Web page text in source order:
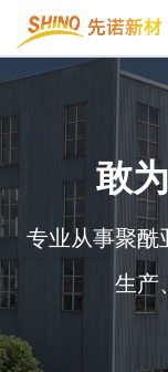
敢为
专业从事聚酰
生产